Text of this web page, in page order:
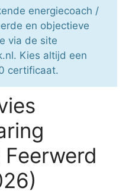
energiecoach /
en objectieve
via de site
Kies altijd een
certificaat.